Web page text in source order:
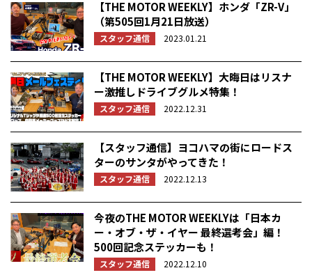
【THE MOTOR WEEKLY】ホンダ「ZR-V」
（第505回1月21日放送）
スタッフ通信 2023.01.21
【THE MOTOR WEEKLY】大晦日はリスナ
ー激推しドライブグルメ特集！
スタッフ通信 2022.12.31
【スタッフ通信】ヨコハマの街にロードス
ターのサンタがやってきた！
スタッフ通信 2022.12.13
今夜のTHE MOTOR WEEKLYは「日本カ
ー・オブ・ザ・イヤー 最終選考会」編！
500回記念ステッカーも！
スタッフ通信 2022.12.10